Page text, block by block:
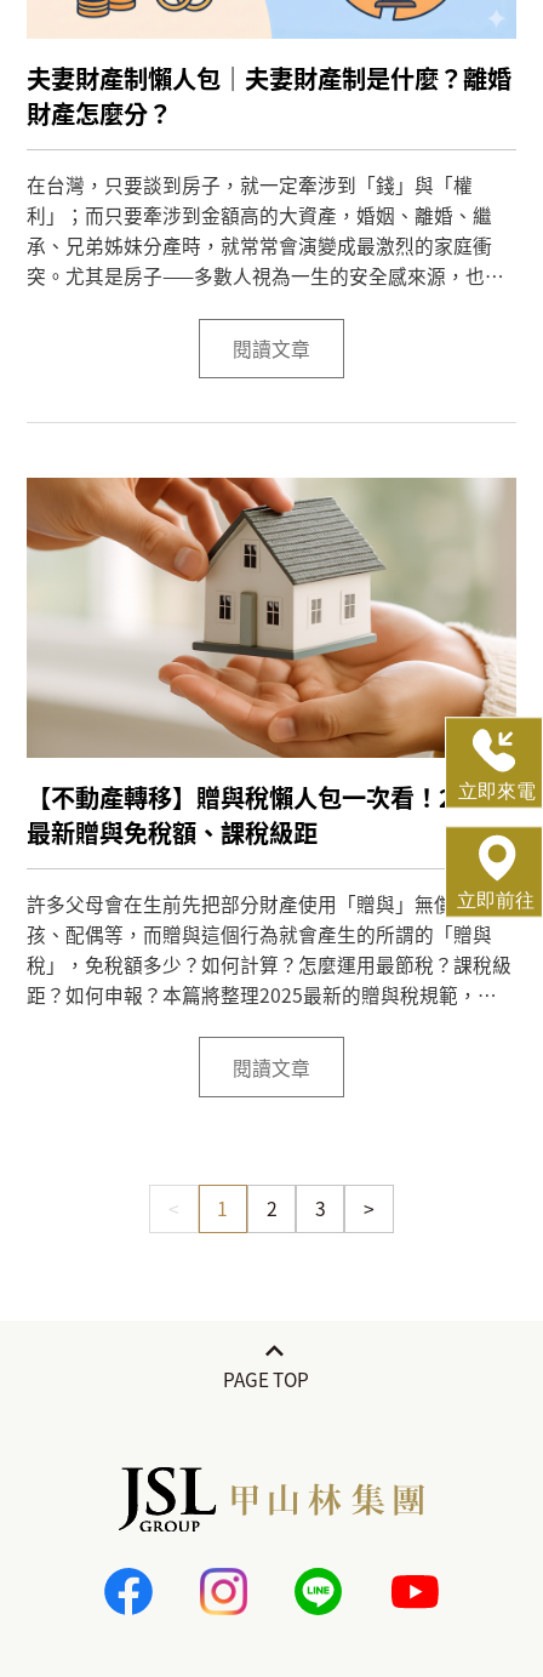
夫妻財產制懶人包｜夫妻財產制是什麼？離婚
財產怎麼分？
在台灣，只要談到房子，就一定牽涉到「錢」與「權
利」；而只要牽涉到金額高的大資產，婚姻、離婚、繼
承、兄弟姊妹分產時，就常常會演變成最激烈的家庭衝
突。尤其是房子——多數人視為一生的安全感來源，也是
閱讀文章
【不動產轉移】贈與稅懶人包一次看！2025
最新贈與免稅額、課稅級距
許多父母會在生前先把部分財產使用「贈與」無償給小
孩、配偶等，而贈與這個行為就會產生的所謂的「贈與
稅」，免稅額多少？如何計算？怎麼運用最節稅？課稅級
距？如何申報？本篇將整理2025最新的贈與稅規範，帶
閱讀文章
< 1 2 3 >